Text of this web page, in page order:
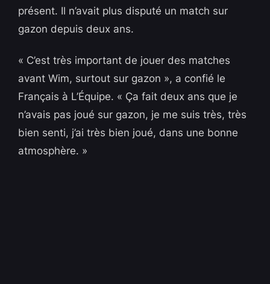
présent. Il n’avait plus disputé un match sur
gazon depuis deux ans.
« C’est très important de jouer des matches
avant Wim, surtout sur gazon », a confié le
Français à L’Équipe. « Ça fait deux ans que je
n’avais pas joué sur gazon, je me suis très, très
bien senti, j’ai très bien joué, dans une bonne
atmosphère. »